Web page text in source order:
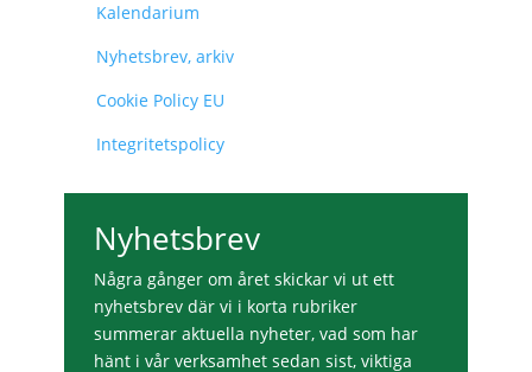
Kalendarium
Nyhetsbrev, arkiv
Cookie Policy EU
Integritetspolicy
Nyhetsbrev
Några gånger om året skickar vi ut ett
nyhetsbrev där vi i korta rubriker
summerar aktuella nyheter, vad som har
hänt i vår verksamhet sedan sist, viktiga